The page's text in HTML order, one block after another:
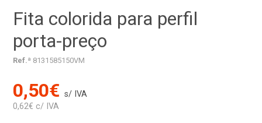
Fita colorida para perfil
porta-preço
Ref.ª 8131585150VM
0,50€ s/ IVA
0,62€ c/ IVA